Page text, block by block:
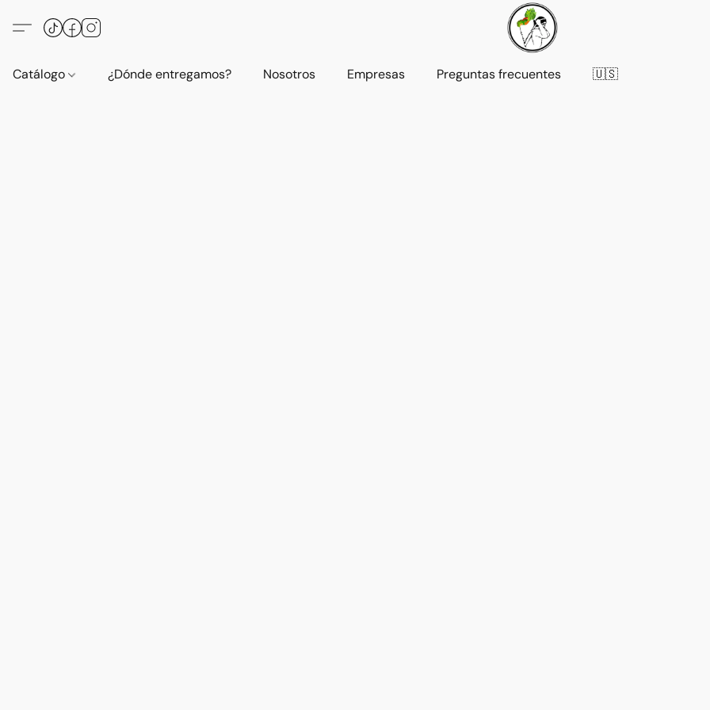
Catálogo ¿Dónde entregamos? Nosotros Empresas Preguntas frecuentes 🇺🇸